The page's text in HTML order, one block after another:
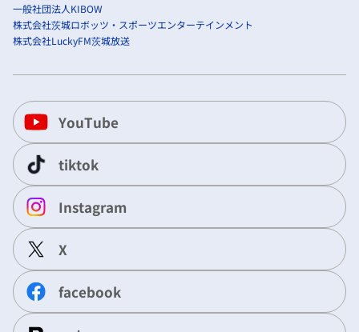
一般社団法人KIBOW
株式会社茨城ロボッツ・スポーツエンターテインメント
株式会社LuckyFM茨城放送
YouTube
tiktok
Instagram
X
facebook